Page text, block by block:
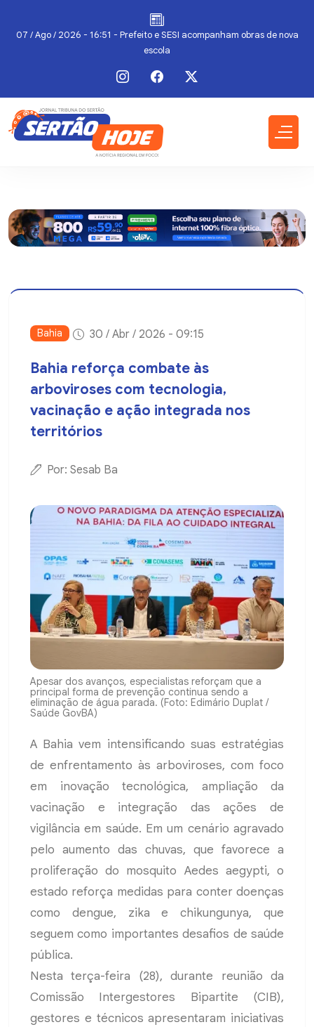
07 / Ago / 2026 - 16:51 - Prefeito e SESI acompanham obras de nova
escola
Bahia 30 / Abr / 2026 - 09:15
Bahia reforça combate às
arboviroses com tecnologia,
vacinação e ação integrada nos
territórios
Por: Sesab Ba
Apesar dos avanços, especialistas reforçam que a
principal forma de prevenção continua sendo a
eliminação de água parada. (Foto: Edimário Duplat /
Saúde GovBA)
A Bahia vem intensificando suas estratégias
de enfrentamento às arboviroses, com foco
em inovação tecnológica, ampliação da
vacinação e integração das ações de
vigilância em saúde. Em um cenário agravado
pelo aumento das chuvas, que favorece a
proliferação do mosquito Aedes aegypti, o
estado reforça medidas para conter doenças
como dengue, zika e chikungunya, que
seguem como importantes desafios de saúde
pública.
Nesta terça-feira (28), durante reunião da
Comissão Intergestores Bipartite (CIB),
gestores e técnicos apresentaram iniciativas